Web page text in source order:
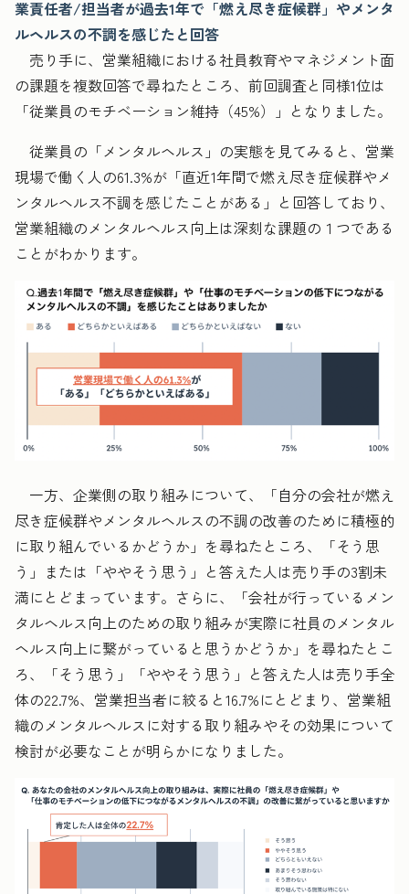
業責任者/担当者が過去1年で「燃え尽き症候群」やメンタ
ルヘルスの不調を感じたと回答
売り手に、営業組織における社員教育やマネジメント面
の課題を複数回答で尋ねたところ、前回調査と同様1位は
「従業員のモチベーション維持（45%）」となりました。
従業員の「メンタルヘルス」の実態を見てみると、営業
現場で働く人の61.3%が「直近1年間で燃え尽き症候群やメ
ンタルヘルス不調を感じたことがある」と回答しており、
営業組織のメンタルヘルス向上は深刻な課題の１つである
ことがわかります。
一方、企業側の取り組みについて、「自分の会社が燃え
尽き症候群やメンタルヘルスの不調の改善のために積極的
に取り組んでいるかどうか」を尋ねたところ、「そう思
う」または「ややそう思う」と答えた人は売り手の3割未
満にとどまっています。さらに、「会社が行っているメン
タルヘルス向上のための取り組みが実際に社員のメンタル
ヘルス向上に繋がっていると思うかどうか」を尋ねたとこ
ろ、「そう思う」「ややそう思う」と答えた人は売り手全
体の22.7%、営業担当者に絞ると16.7%にとどまり、 営業組
織のメンタルヘルスに対する取り組みやその効果について
検討が必要なことが明らかになりました。